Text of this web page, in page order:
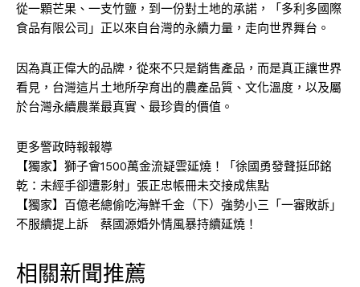
從一顆芒果、一支竹鹽，到一份對土地的承諾，「多利多國際
食品有限公司」正以來自台灣的永續力量，走向世界舞台。
因為真正偉大的品牌，從來不只是銷售產品，而是真正讓世界
看見，台灣這片土地所孕育出的農產品質、文化溫度，以及屬
於台灣永續農業最真實、最珍貴的價值。
更多警政時報報導
【獨家】獅子會1500萬金流疑雲延燒！「徐國勇發聲挺邱銘
乾：未經手卻遭影射」張正忠帳冊未交接成焦點
【獨家】百億老總偷吃海鮮千金（下）強勢小三「一審敗訴」
不服續提上訴 蔡國源婚外情風暴持續延燒！
相關新聞推薦